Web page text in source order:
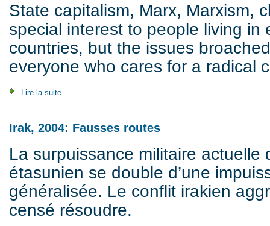
State capitalism, Marx, Marxism,
special interest to people living in
countries, but the issues
everyone who cares for a radical
Lire la suite
Irak, 2004: Fausses routes
La surpuissance militaire actuelle
étasunien se double d’une
généralisée. Le conflit irakien
censé résoudre.